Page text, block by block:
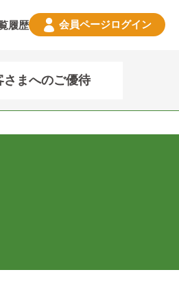
履歴 会員ページログイン
さまへのご優待